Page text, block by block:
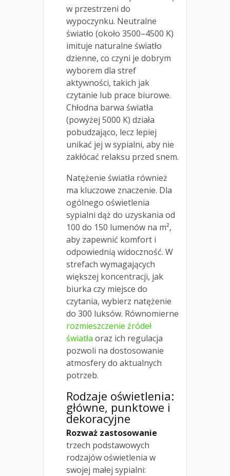
w przestrzeni do
wypoczynku. Neutralne
światło (około 3500–4500 K)
imituje naturalne światło
dzienne, co czyni je dobrym
wyborem dla stref
aktywności, takich jak
czytanie lub prace biurowe.
Chłodna barwa światła
(powyżej 5000 K) działa
pobudzająco, lecz lepiej
unikać jej w sypialni, aby nie
zakłócać relaksu przed snem.
Natężenie światła również
ma kluczowe znaczenie. Dla
ogólnego oświetlenia
sypialni dąż do uzyskania od
100 do 150 lumenów na m²,
aby zapewnić komfort i
odpowiednią widoczność. W
strefach wymagających
większej koncentracji, jak
biurka czy miejsce do
czytania, wybierz natężenie
do 300 luksów. Równomierne
rozmieszczenie źródeł
światła oraz ich regulacja
pozwoli na dostosowanie
atmosfery do aktualnych
potrzeb.
Rodzaje oświetlenia:
główne, punktowe i
dekoracyjne
Rozważ zastosowanie
trzech podstawowych
rodzajów oświetlenia w
swojej małej sypialni: